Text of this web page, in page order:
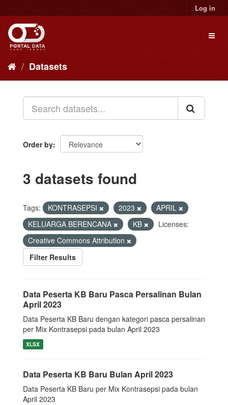
to
content
Log in
Datasets
Order by
3 datasets found
Tags: KONTRASEPSI 2023
APRIL
KELUARGA BERENCANA
KB
Licenses:
Creative Commons Attribution
Filter Results
Data Peserta KB Baru Pasca Persalinan Bulan
April 2023
Data Peserta KB Baru dengan kategori pasca persalinan
per Mix Kontrasepsi pada bulan April 2023
XLSX
Data Peserta KB Baru Bulan April 2023
Data Peserta KB Baru per Mix Kontrasepsi pada bulan
April 2023